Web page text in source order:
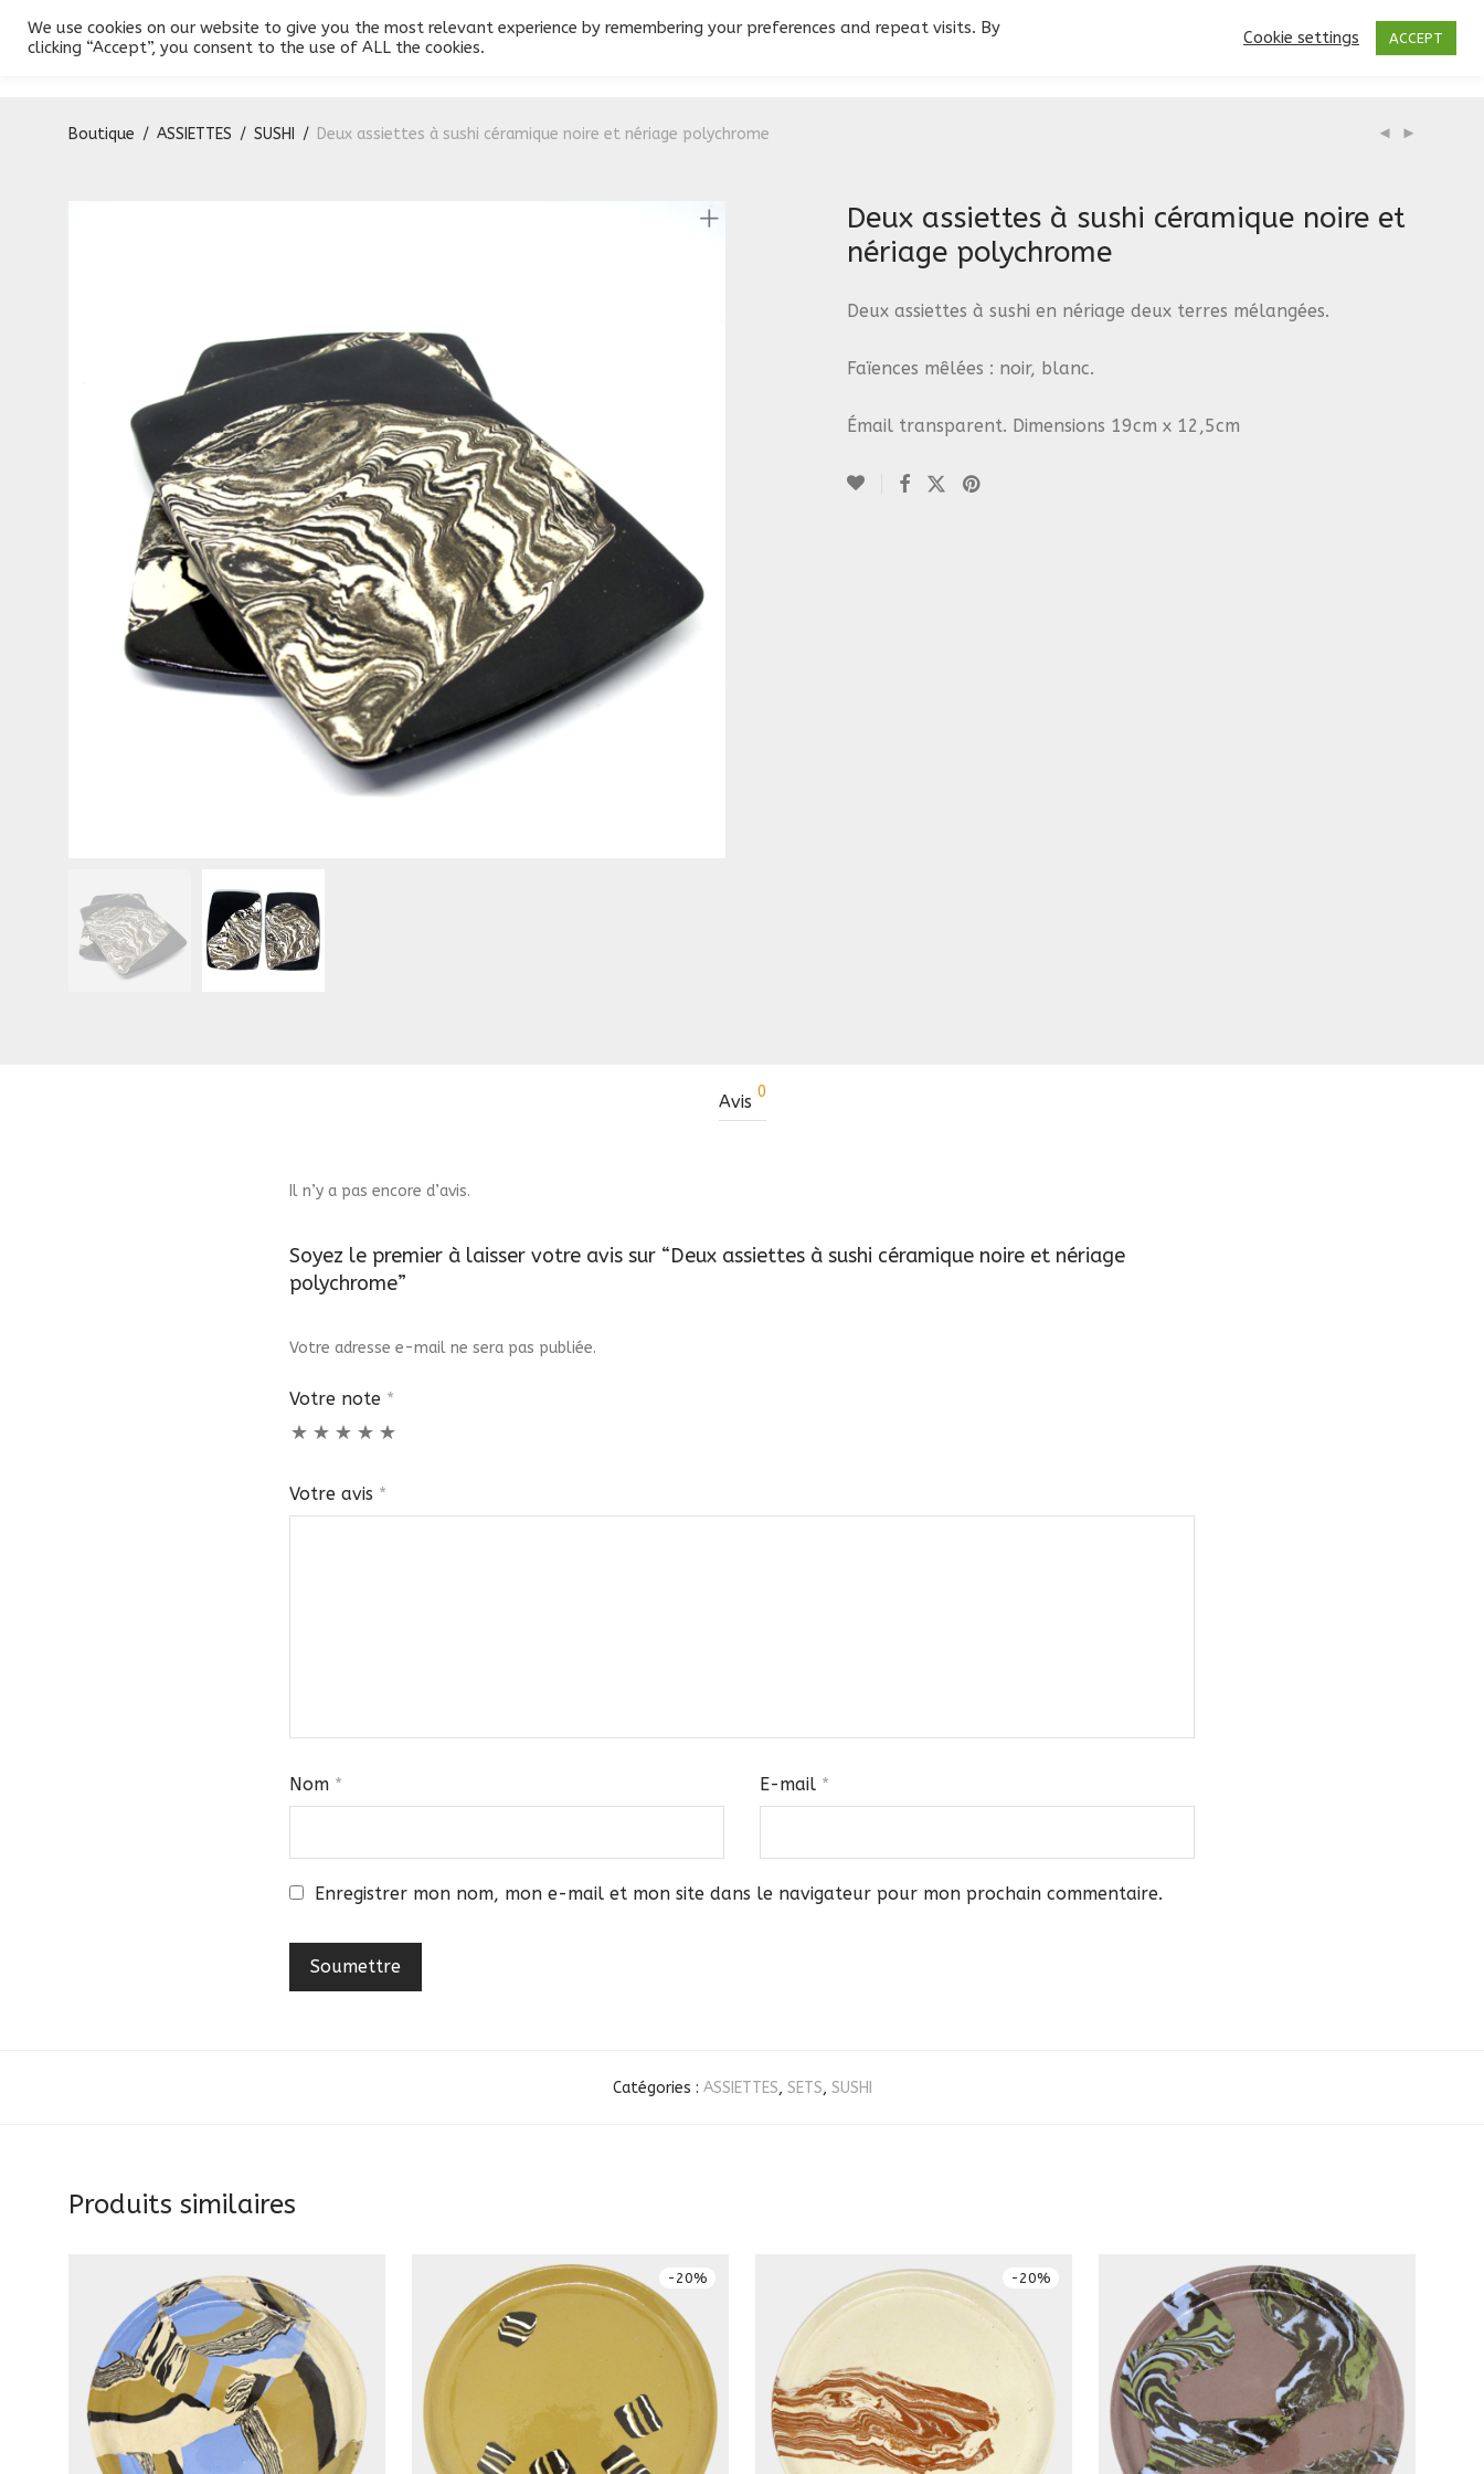
Produits Conception Galerie Contact
Boutique / ASSIETTES / SUSHI / Deux assiettes à sushi céramique noire et nériage polychrome
Deux assiettes à sushi céramique noire et
nériage polychrome
Deux assiettes à sushi en nériage deux terres mélangées.
Faïences mêlées : noir, blanc.
Émail transparent. Dimensions 19cm x 12,5cm
Avis 0
Il n’y a pas encore d’avis.
Soyez le premier à laisser votre avis sur “Deux assiettes à sushi céramique noire et nériage
polychrome”
Votre adresse e-mail ne sera pas publiée.
Votre note *
Votre avis *
Nom * E-mail *
Enregistrer mon nom, mon e-mail et mon site dans le navigateur pour mon prochain commentaire.
Catégories : ASSIETTES, SETS, SUSHI
Produits similaires
- 20% - 20%
We use cookies on our website to give you the most relevant experience by remembering your preferences and repeat visits. By
clicking “Accept”, you consent to the use of ALL the cookies.
Cookie settings ACCEPT